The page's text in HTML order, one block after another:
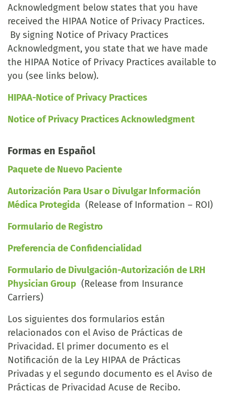
Acknowledgment below states that you have
received the HIPAA Notice of Privacy Practices.
By signing Notice of Privacy Practices
Acknowledgment, you state that we have made
the HIPAA Notice of Privacy Practices available to
you (see links below).
HIPAA-Notice of Privacy Practices
Notice of Privacy Practices Acknowledgment
Formas en Español
Paquete de Nuevo Paciente
Autorización Para Usar o Divulgar Información
Médica Protegida (Release of Information – ROI)
Formulario de Registro
Preferencia de Confidencialidad
Formulario de Divulgación-Autorización de LRH
Physician Group (Release from Insurance
Carriers)
Los siguientes dos formularios están
relacionados con el Aviso de Prácticas de
Privacidad. El primer documento es el
Notificación de la Ley HIPAA de Prácticas
Privadas y el segundo documento es el Aviso de
Prácticas de Privacidad Acuse de Recibo.